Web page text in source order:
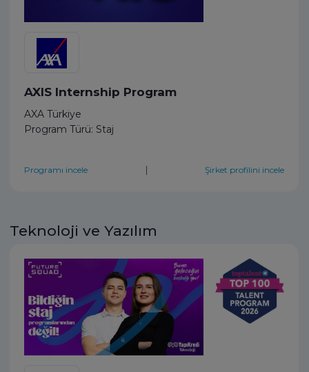
AXIS Internship Program
AXA Türkiye
Program Türü: Staj
Programı incele | Şirket profilini incele
Teknoloji ve Yazılım